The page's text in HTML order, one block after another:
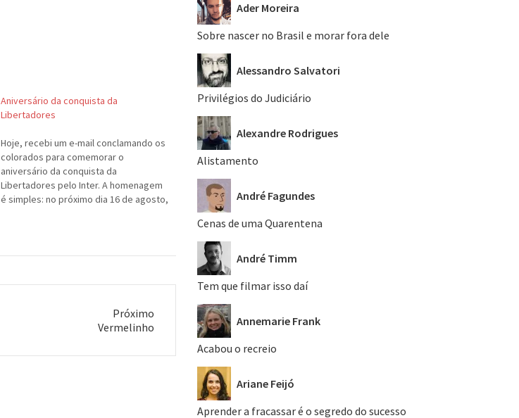
Aniversário da conquista da
Libertadores
Hoje, recebi um e-mail conclamando os
colorados para comemorar o
aniversário da conquista da
Libertadores pelo Inter. A homenagem
é simples: no próximo dia 16 de agosto,
para…
Próximo
Vermelinho
Ader Moreira
Sobre nascer no Brasil e morar fora dele
Alessandro Salvatori
Privilégios do Judiciário
Alexandre Rodrigues
Alistamento
André Fagundes
Cenas de uma Quarentena
André Timm
Tem que filmar isso daí
Annemarie Frank
Acabou o recreio
Ariane Feijó
Aprender a fracassar é o segredo do sucesso